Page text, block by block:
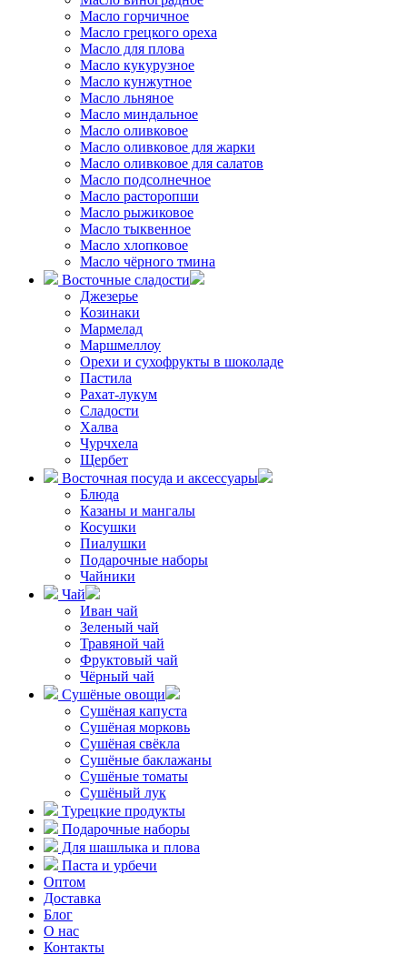
Масло горчичное
Масло грецкого ореха
Масло для плова
Масло кукурузное
Масло кунжутное
Масло льняное
Масло миндальное
Масло оливковое
Масло оливковое для жарки
Масло оливковое для салатов
Масло подсолнечное
Масло расторопши
Масло рыжиковое
Масло тыквенное
Масло хлопковое
Масло чёрного тмина
Восточные сладости
Джезерье
Козинаки
Мармелад
Маршмеллоу
Орехи и сухофрукты в шоколаде
Пастила
Рахат-лукум
Сладости
Халва
Чурчхела
Щербет
Восточная посуда и аксессуары
Блюда
Казаны и мангалы
Косушки
Пиалушки
Подарочные наборы
Чайники
Чай
Иван чай
Зеленый чай
Травяной чай
Фруктовый чай
Чёрный чай
Сушёные овощи
Сушёная капуста
Сушёная морковь
Сушёная свёкла
Сушёные баклажаны
Сушёные томаты
Сушёный лук
Турецкие продукты
Подарочные наборы
Для шашлыка и плова
Паста и урбечи
Оптом
Доставка
Блог
О нас
Контакты